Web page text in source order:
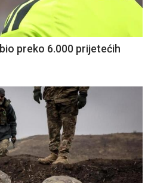
preko 6.000 prijetećih